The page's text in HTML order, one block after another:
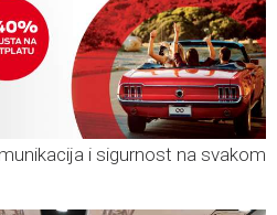
i sigurnost na svakom